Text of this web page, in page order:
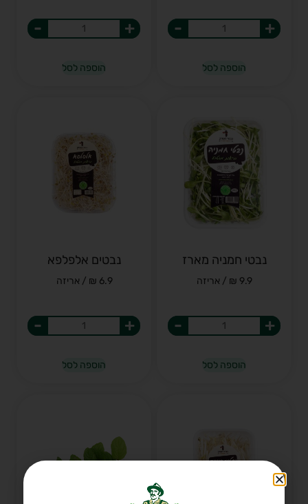
+
-
הוספה לסל
+
-
הוספה לסל
נבטי חמניה מארז
9.9 ₪ / אריזה
+
-
הוספה לסל
נבטים אלפלפא
6.9 ₪ / אריזה
+
-
הוספה לסל